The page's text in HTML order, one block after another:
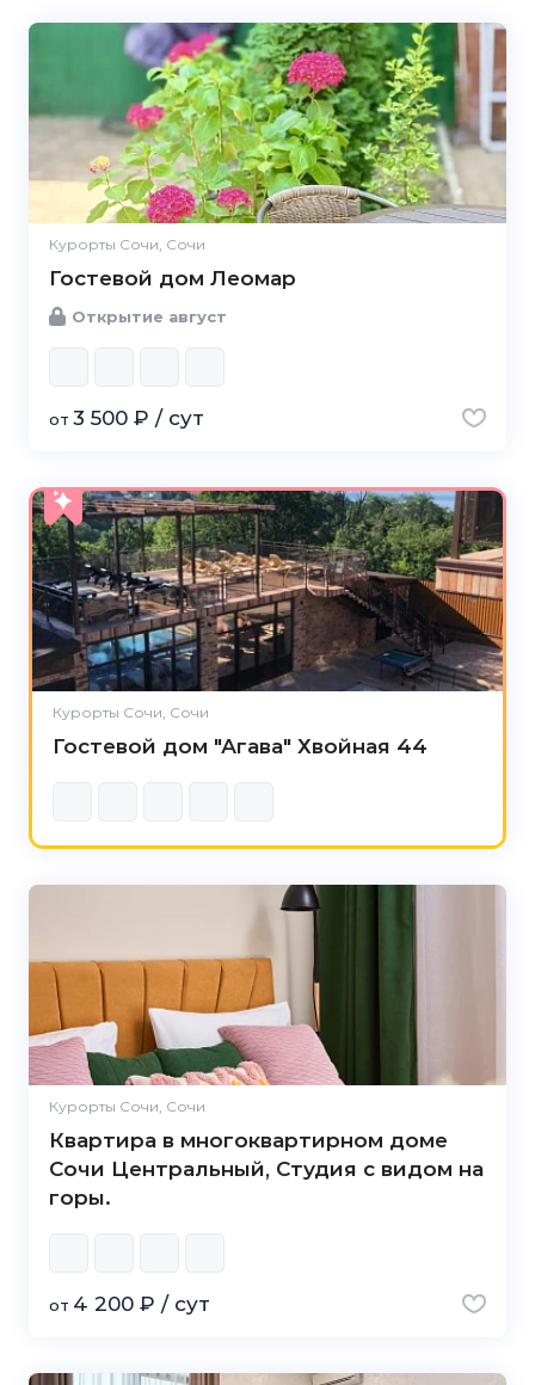
Курорты Сочи, Сочи
Гостевой дом Леомар
Открытие август
от 3 500 ₽ / сут
Курорты Сочи, Сочи
Гостевой дом "Агава" Хвойная 44
Курорты Сочи, Сочи
Квартира в многоквартирном доме
Сочи Центральный, Студия с видом на
горы.
от 4 200 ₽ / сут